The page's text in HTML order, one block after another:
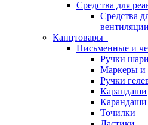
Средства для
Средства
Канцтовары
Письменные и
Ручки
Маркеры и
Ручки
Карандаши
Точилки